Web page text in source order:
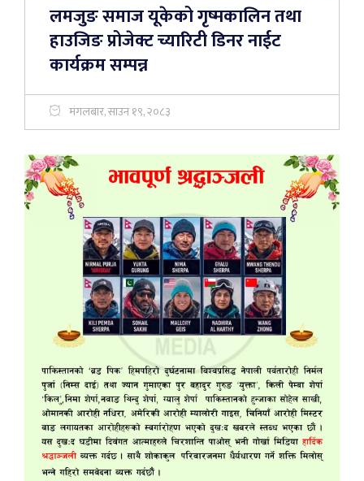
लमजुङ समाज यूकेको गृष्मकालिन तथा
हाउजिङ प्रोजेक्ट च्यारिटी डिनर नाईट
कार्यक्रम सम्पन्न
मंगलबार, साउन १९, २०८३